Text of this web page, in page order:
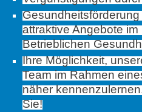
attraktive Angebote
Betrieblichen
Ihre Möglichkeit,
Team im Rahmen
näher
Sie!